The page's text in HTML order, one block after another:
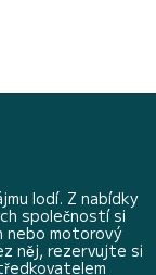
lodí. Z nabídky
společností si
nebo motorový
něj, rezervujte si